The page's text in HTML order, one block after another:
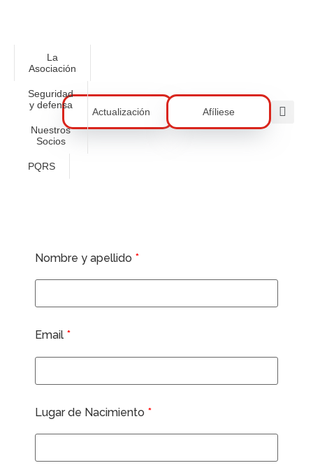
La
Asociación
Seguridad
y defensa
Nuestros
Socios
PQRS
Actualización Afíliese
Nombre y apellido *
Email *
Lugar de Nacimiento *